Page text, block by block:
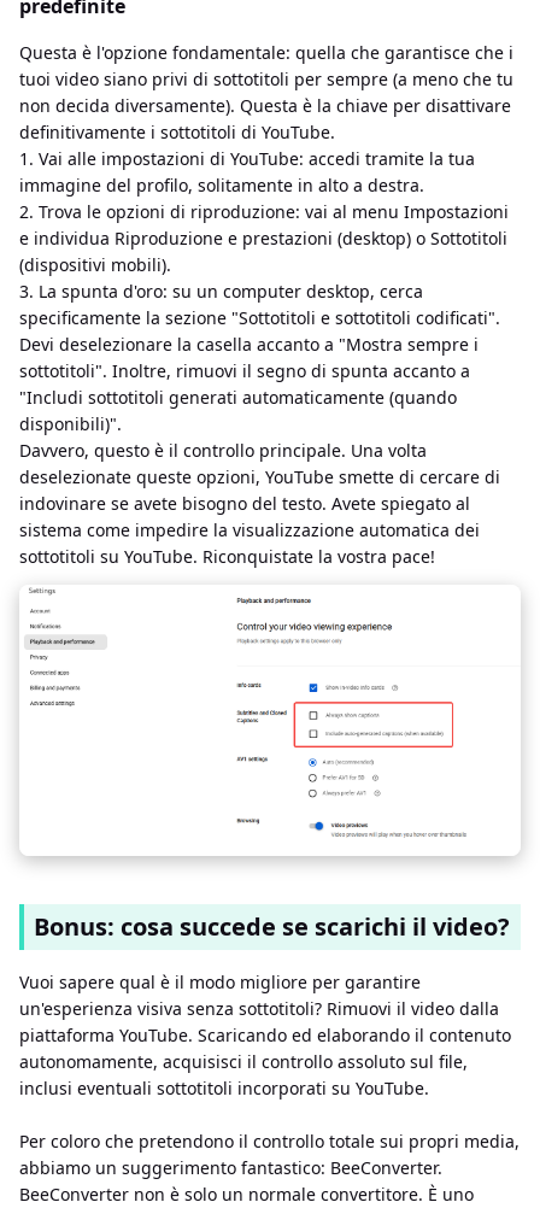
predefinite
Questa è l'opzione fondamentale: quella che garantisce che i
tuoi video siano privi di sottotitoli per sempre (a meno che tu
non decida diversamente). Questa è la chiave per disattivare
definitivamente i sottotitoli di YouTube.
1. Vai alle impostazioni di YouTube: accedi tramite la tua
immagine del profilo, solitamente in alto a destra.
2. Trova le opzioni di riproduzione: vai al menu Impostazioni
e individua Riproduzione e prestazioni (desktop) o Sottotitoli
(dispositivi mobili).
3. La spunta d'oro: su un computer desktop, cerca
specificamente la sezione "Sottotitoli e sottotitoli codificati".
Devi deselezionare la casella accanto a "Mostra sempre i
sottotitoli". Inoltre, rimuovi il segno di spunta accanto a
"Includi sottotitoli generati automaticamente (quando
disponibili)".
Davvero, questo è il controllo principale. Una volta
deselezionate queste opzioni, YouTube smette di cercare di
indovinare se avete bisogno del testo. Avete spiegato al
sistema come impedire la visualizzazione automatica dei
sottotitoli su YouTube. Riconquistate la vostra pace!
Bonus: cosa succede se scarichi il video?
Vuoi sapere qual è il modo migliore per garantire
un'esperienza visiva senza sottotitoli? Rimuovi il video dalla
piattaforma YouTube. Scaricando ed elaborando il contenuto
autonomamente, acquisisci il controllo assoluto sul file,
inclusi eventuali sottotitoli incorporati su YouTube.
Per coloro che pretendono il controllo totale sui propri media,
abbiamo un suggerimento fantastico: BeeConverter.
BeeConverter non è solo un normale convertitore. È uno